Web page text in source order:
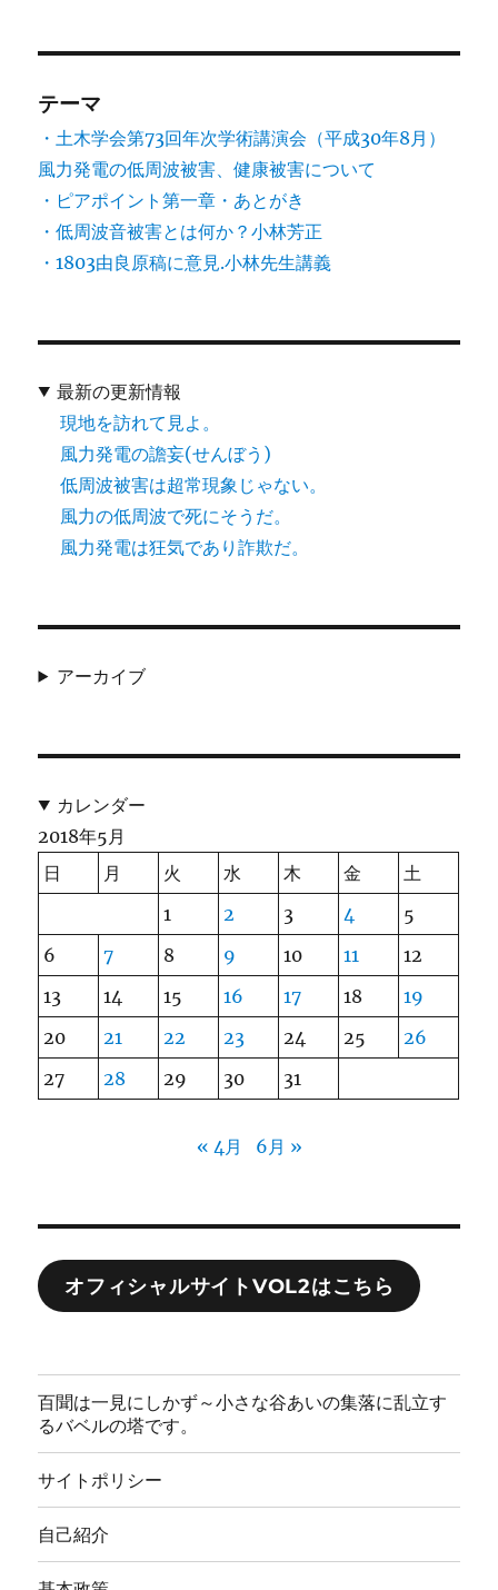
テーマ
・土木学会第73回年次学術講演会（平成30年8月）
風力発電の低周波被害、健康被害について
・ピアポイント第一章・あとがき
・低周波音被害とは何か？小林芳正
・1803由良原稿に意見.小林先生講義
最新の更新情報
現地を訪れて見よ。
風力発電の譫妄(せんぼう)
低周波被害は超常現象じゃない。
風力の低周波で死にそうだ。
風力発電は狂気であり詐欺だ。
アーカイブ
カレンダー
2018年5月
日
月 火 水 木 金
土
1
2 3 4
5
6
7 8 9 10 11
12
13
14 15 16 17 18
19
20
21 22 23 24 25
26
27
28 29 30 31
« 4月 6月 »
オフィシャルサイトVOL2はこちら
百聞は一見にしかず～小さな谷あいの集落に乱立す
るバベルの塔です。
サイトポリシー
自己紹介